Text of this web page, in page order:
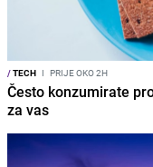
/TECH I PRIJE OKO 2H
Često konzumirate
za vas